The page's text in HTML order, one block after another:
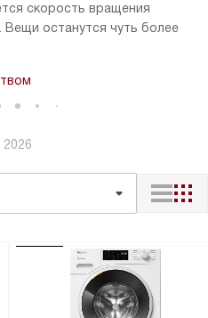
скорость вращения
останутся чуть более
2026